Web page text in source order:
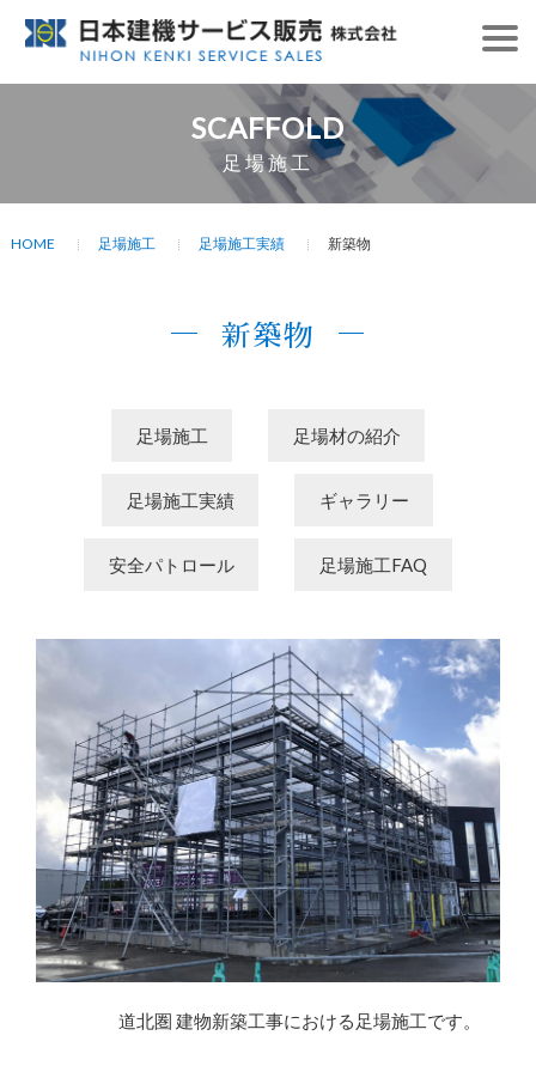
SCAFFOLD
足場施工
HOME 足場施工 足場施工実績 新築物
新築物
足場施工 足場材の紹介
足場施工実績 ギャラリー
安全パトロール 足場施工FAQ
道北圏 建物新築工事における足場施工です。